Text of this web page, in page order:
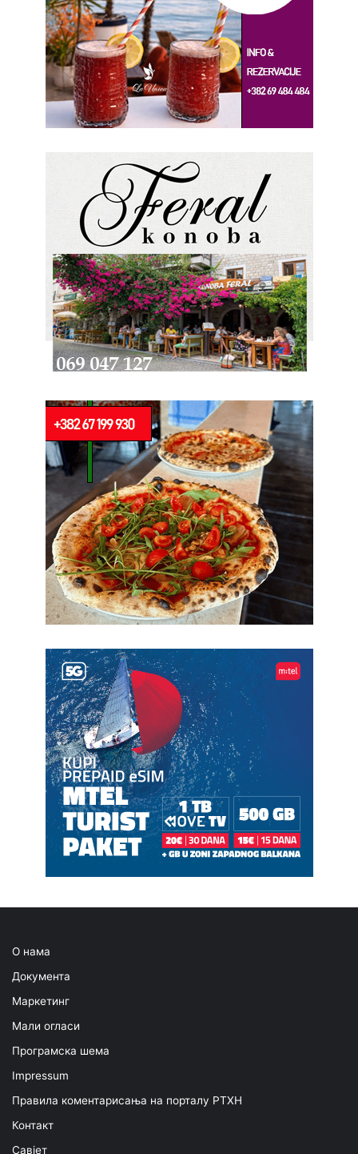
О нама
Документа
Маркетинг
Мали огласи
Програмска шема
Impressum
Правила коментарисања на порталу РТХН
Контакт
Савјет